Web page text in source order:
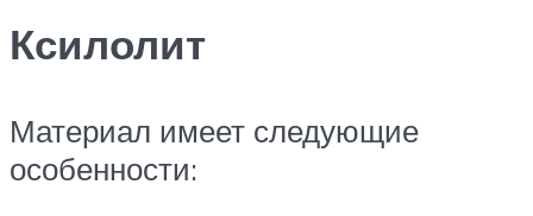
Ксилолит
Материал имеет следующие
особенности: